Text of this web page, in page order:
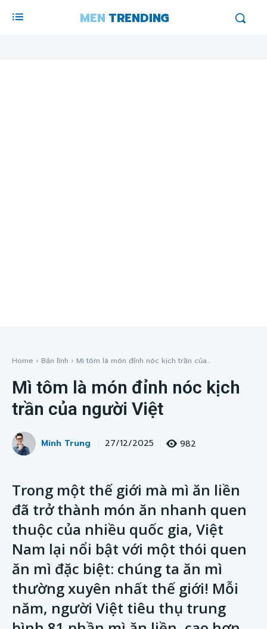
MEN TRENDING
Home Bản lĩnh Mì tôm là món đỉnh nóc kịch trần của...
Mì tôm là món đỉnh nóc kịch
trần của người Việt
Minh Trung 27/12/2025 982
Trong một thế giới mà mì ăn liền
đã trở thành món ăn nhanh quen
thuộc của nhiều quốc gia, Việt
Nam lại nổi bật với một thói quen
ăn mì đặc biệt: chúng ta ăn mì
thường xuyên nhất thế giới! Mỗi
năm, người Việt tiêu thụ trung